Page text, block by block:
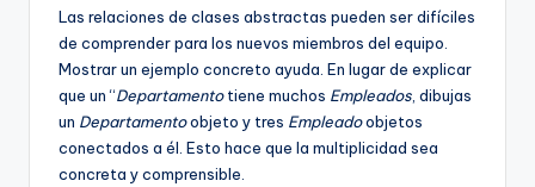
Las relaciones de clases abstractas pueden ser difíciles
de comprender para los nuevos miembros del equipo.
Mostrar un ejemplo concreto ayuda. En lugar de explicar
que un “Departamentotiene muchos Empleados , dibujas
un Departamentoobjeto y tres Empleadoobjetos
conectados a él. Esto hace que la multiplicidad sea
concreta y comprensible.